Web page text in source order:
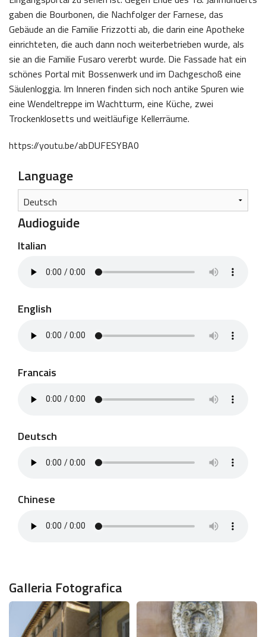
gaben die Bourbonen, die Nachfolger der Farnese, das
Gebäude an die Familie Frizzotti ab, die darin eine Apotheke
einrichteten, die auch dann noch weiterbetrieben wurde, als
sie an die Familie Fusaro vererbt wurde. Die Fassade hat ein
schönes Portal mit Bossenwerk und im Dachgeschoß eine
Säulenloggia. Im Inneren finden sich noch antike Spuren wie
eine Wendeltreppe im Wachtturm, eine Küche, zwei
Trockenklosetts und weitläufige Kellerräume.
https://youtu.be/abDUFESYBA0
Language
Audioguide
Italian
English
Francais
Deutsch
Chinese
Galleria Fotografica